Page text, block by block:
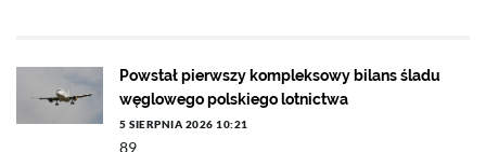
Powstał pierwszy kompleksowy bilans śladu
węglowego polskiego lotnictwa
5 SIERPNIA 2026 10:21
89